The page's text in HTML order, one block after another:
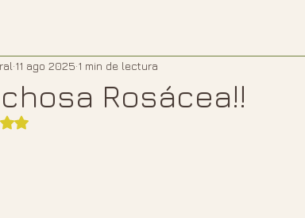
Rosácea!!
11 ago 2025 1 min de lectura
NaN de 5 estrellas.